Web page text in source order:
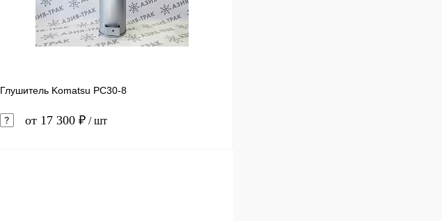
Глушитель Komatsu PC30-8
от 17 300 ₽ / шт